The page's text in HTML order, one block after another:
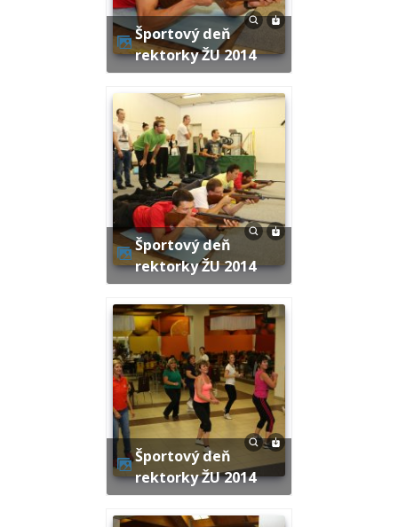
Športový deň
rektorky ŽU 2014
Športový deň
rektorky ŽU 2014
Športový deň
rektorky ŽU 2014